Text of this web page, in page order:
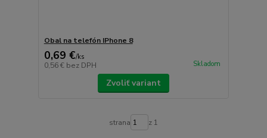
Obal na telefón IPhone 8
0,69 €/ks
0,56 € bez DPH Skladom
Zvoliť variant
strana z 1